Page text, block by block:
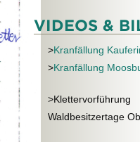
VIDEOS &
>Kranfällung
>Kranfällung
>Klettervorführung
Waldbesitzertage